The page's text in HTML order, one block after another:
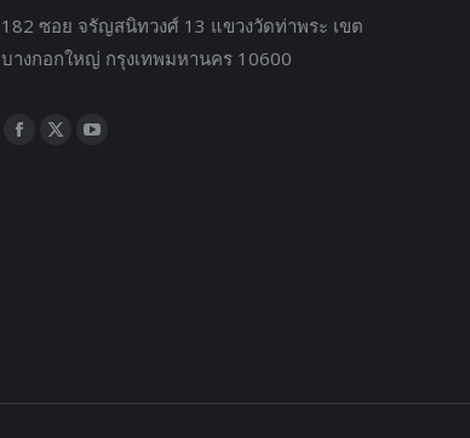
182 ซอย จรัญสนิทวงศ์ 13 แขวงวัดท่าพระ เขต
บางกอกใหญ่ กรุงเทพมหานคร 10600
Find us on: